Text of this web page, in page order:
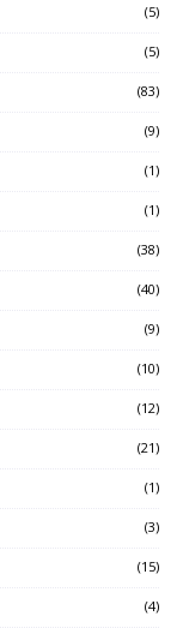
(5)
(5)
(83)
(9)
(1)
(1)
(38)
(40)
(9)
(10)
(12)
(21)
(1)
(3)
(15)
(4)